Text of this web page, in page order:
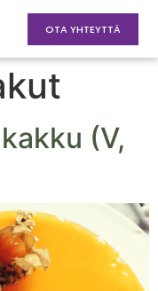
OTA YHTEYTTÄ
(V,